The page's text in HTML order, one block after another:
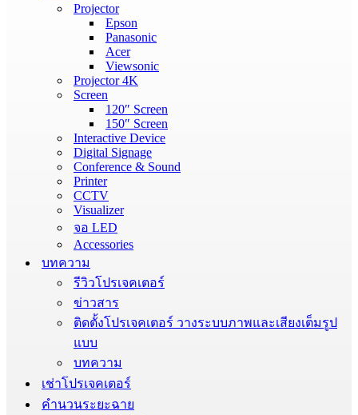
Projector
Epson
Panasonic
Acer
Viewsonic
Projector 4K
Screen
120″ Screen
150″ Screen
Interactive Device
Digital Signage
Conference & Sound
Printer
CCTV
Visualizer
จอ LED
Accessories
บทความ
รีวิวโปรเจคเตอร์
ข่าวสาร
ติดตั้งโปรเจคเตอร์ วางระบบภาพและเสียงเต็มรูป
แบบ
บทความ
เช่าโปรเจคเตอร์
คำนวนระยะฉาย